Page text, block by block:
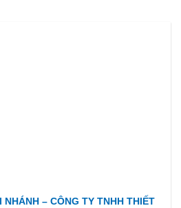
– CÔNG TY TNHH THIẾT